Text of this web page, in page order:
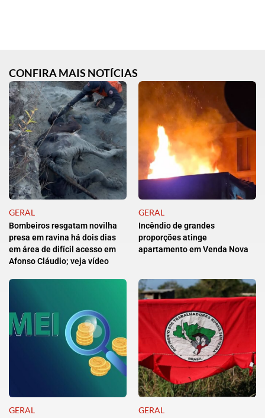
CONFIRA MAIS NOTÍCIAS
GERAL
Bombeiros resgatam novilha
presa em ravina há dois dias
em área de difícil acesso em
Afonso Cláudio; veja vídeo
GERAL
Incêndio de grandes
proporções atinge
apartamento em Venda Nova
GERAL GERAL